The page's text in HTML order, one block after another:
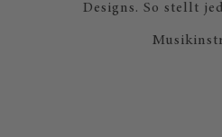
Designs. So stellt